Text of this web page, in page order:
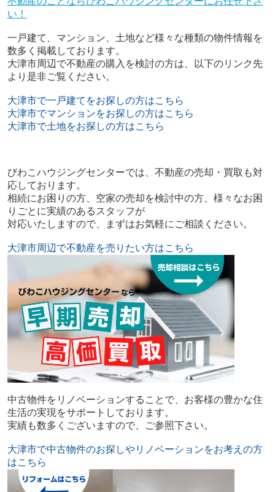
い！
一戸建て、マンション、土地など様々な種類の物件情報を
数多く掲載しております。
大津市周辺で不動産の購入を検討の方は、以下のリンク先
より是非ご覧ください。
大津市で一戸建てをお探しの方はこちら
大津市でマンションをお探しの方はこちら
大津市で土地をお探しの方はこちら
びわこハウジングセンターでは、不動産の売却・買取も対
応しております。
相続にお困りの方、空家の売却を検討中の方、様々なお困
りごとに実績のあるスタッフが
対応いたしますので、まずはお気軽にご相談ください。
大津市周辺で不動産を売りたい方はこちら
中古物件をリノベーションすることで、お客様の豊かな住
生活の実現をサポートしております。
実績も数多くございますので、ご参照下さい。
大津市で中古物件のお探しやリノベーションをお考えの方
はこちら